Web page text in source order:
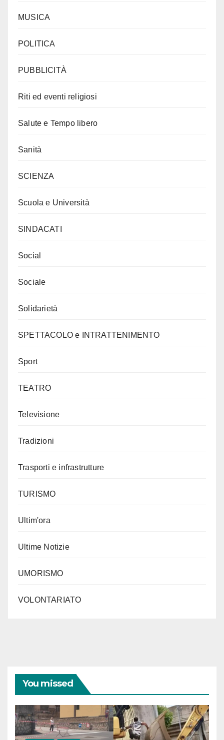
MUSICA
POLITICA
PUBBLICITÀ
Riti ed eventi religiosi
Salute e Tempo libero
Sanità
SCIENZA
Scuola e Università
SINDACATI
Social
Sociale
Solidarietà
SPETTACOLO e INTRATTENIMENTO
Sport
TEATRO
Televisione
Tradizioni
Trasporti e infrastrutture
TURISMO
Ultim'ora
Ultime Notizie
UMORISMO
VOLONTARIATO
You missed